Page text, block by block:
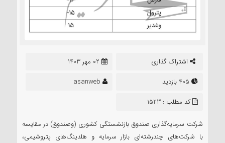
اشتراک گذاری
02 مهر 1403
asanweb
کد مطلب : 1523
شرکت سرمایه‌گذاری صندوق بازنشستگی کشوری (وصندوق) در مقایسه
با شرکت‌های چندرشته‌ای بازار سرمایه و هلدینگ‌های پتروشیمی،